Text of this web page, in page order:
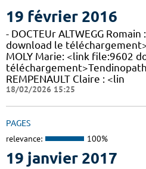
19 février 2016
- DOCTEUr ALTWEGG
download le
MOLY Marie: <link file:9602
REMPENAULT Claire : <lin
18/02/2026 15:25
PAGES
relevance: 100%
19 janvier 2017